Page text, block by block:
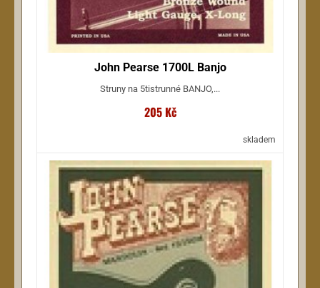
John Pearse 1700L Banjo
Struny na 5tistrunné BANJO,...
205 Kč
skladem